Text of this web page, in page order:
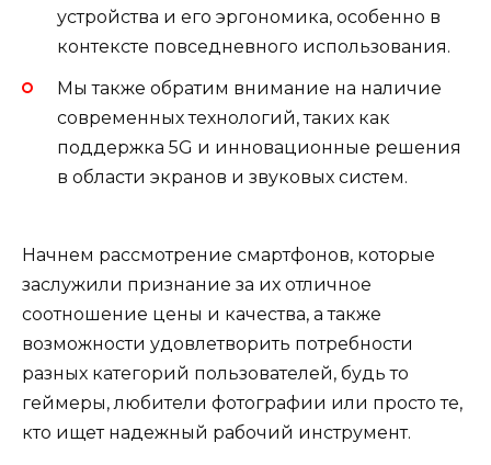
устройства и его эргономика, особенно в
контексте повседневного использования.
Мы также обратим внимание на наличие
современных технологий, таких как
поддержка 5G и инновационные решения
в области экранов и звуковых систем.
Начнем рассмотрение смартфонов, которые
заслужили признание за их отличное
соотношение цены и качества, а также
возможности удовлетворить потребности
разных категорий пользователей, будь то
геймеры, любители фотографии или просто те,
кто ищет надежный рабочий инструмент.